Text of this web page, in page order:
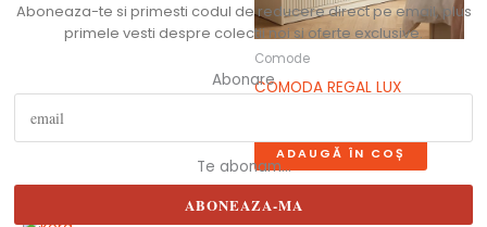
Comode
COMODA REGAL LUX
ADAUGĂ ÎN COȘ
Aboneaza-te si primesti codul de reducere direct pe email, plus
primele vesti despre colectii noi si oferte exclusive.
Abonare
Te abonam...
ABONEAZA-MA